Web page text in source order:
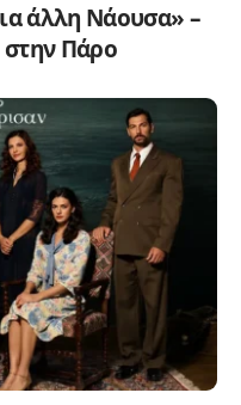
άλλη Νάουσα» –
στην Πάρο